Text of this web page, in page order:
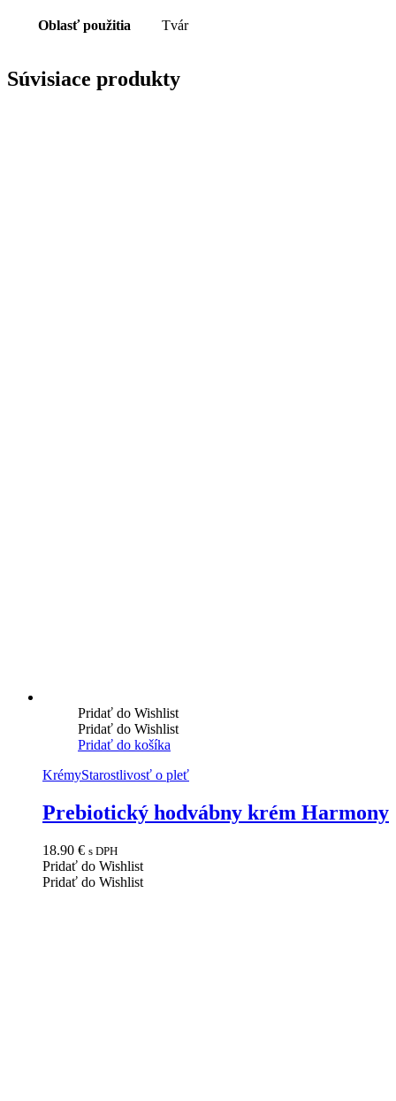
Oblasť použitia Tvár
Súvisiace produkty
Pridať do Wishlist
Pridať do Wishlist
Pridať do košíka
KrémyStarostlivosť o pleť
Prebiotický hodvábny krém Harmony
18.90 € s DPH
Pridať do Wishlist
Pridať do Wishlist